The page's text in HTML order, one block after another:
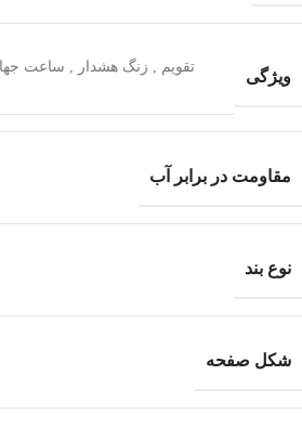
ویژگی تقویم , زنگ هشدار , ساعت
مقاومت در برابر آب
نوع بند
شکل صفحه